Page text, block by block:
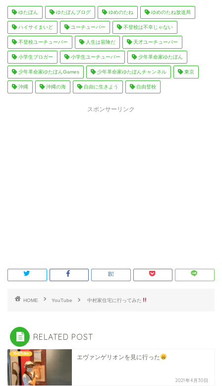
ゆたぼん ゆたぼんブログ ゆめのたね ゆめのたね放送局
ハイサイまいど ユーチューバー 不登校は不幸じゃない
不登校ユーチューバー 人生は冒険だ 天才ユーチューバー
小学生ブロガー 小学生ユーチューバー 少年革命家ゆたぼん
少年革命家ゆたぼんGames 少年革命家ゆたぼんチャンネル 東京
沖縄 沖縄の海 自由に生きよう 自由登校
スポンサーリンク
HOME YouTube 中村家住宅に行ってみた
RELATED POST
YouTube
エヴァンゲリオンを見に行った
2021年4月30日